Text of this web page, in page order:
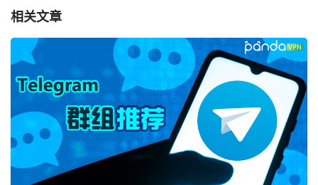
相关文章